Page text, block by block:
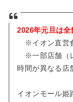
2026年元旦は全
※イオン直営
※一部店舗（
時間が異なる店
イオンモール姫